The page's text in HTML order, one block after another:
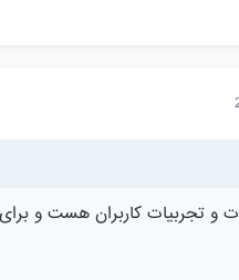
و تجربیات کاربران هست و